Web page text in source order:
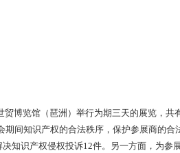
博览馆（琶洲）举行为期三天的展览，共
间知识产权的合法秩序，保护参展商的合
知识产权侵权投诉12件。另一方面，为参